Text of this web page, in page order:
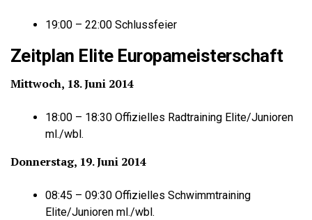
19:00 – 22:00 Schlussfeier
Zeitplan Elite Europameisterschaft
Mittwoch, 18. Juni 2014
18:00 – 18:30 Offizielles Radtraining Elite/Junioren
ml./wbl.
Donnerstag, 19. Juni 2014
08:45 – 09:30 Offizielles Schwimmtraining
Elite/Junioren ml./wbl.